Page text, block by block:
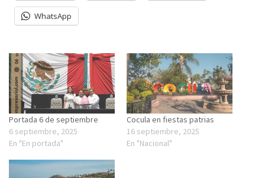
WhatsApp
Portada 6 de septiembre
6 septiembre, 2025
En "En portada"
Cocula en fiestas patrias
16 septiembre, 2025
En "Nacional"